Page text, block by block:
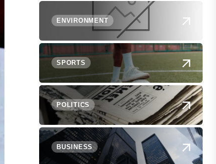
ENVIRONMENT
SPORTS
POLITICS
BUSINESS